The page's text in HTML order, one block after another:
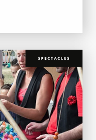
SPECTACLES